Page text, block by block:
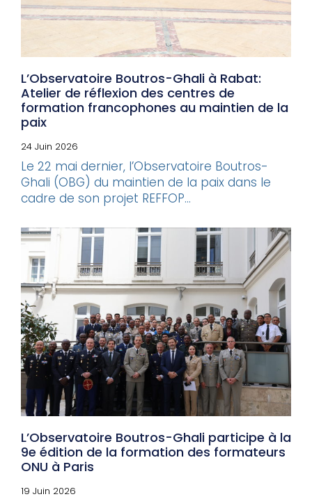
L’Observatoire Boutros-Ghali à Rabat:
Atelier de réflexion des centres de
formation francophones au maintien de la
paix
24 Juin 2026
Le 22 mai dernier, l’Observatoire Boutros-
Ghali (OBG) du maintien de la paix dans le
cadre de son projet REFFOP...
L’Observatoire Boutros-Ghali participe à la
9e édition de la formation des formateurs
ONU à Paris
19 Juin 2026